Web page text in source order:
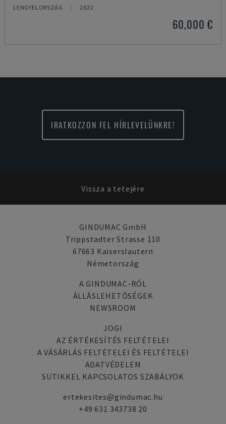
LENGYELORSZÁG 2022
60,000 €
IRATKOZZON FEL HÍRLEVELÜNKRE!
Vissza a tetejére
GINDUMAC GmbH
Trippstadter Strasse 110
67663 Kaiserslautern
Németország
A GINDUMAC-RÓL
ÁLLÁSLEHETŐSÉGEK
NEWSROOM
JOGI
AZ ÉRTÉKESÍTÉS FELTÉTELEI
A VÁSÁRLÁS FELTÉTELEI ÉS FELTÉTELEI
ADATVÉDELEM
SÜTIKKEL KAPCSOLATOS SZABÁLYOK
ertekesites@gindumac.hu
+49 631 343738 20